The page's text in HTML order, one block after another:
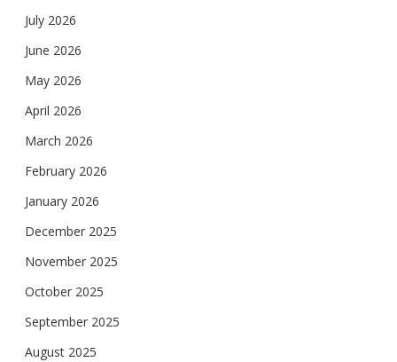
July 2026
June 2026
May 2026
April 2026
March 2026
February 2026
January 2026
December 2025
November 2025
October 2025
September 2025
August 2025